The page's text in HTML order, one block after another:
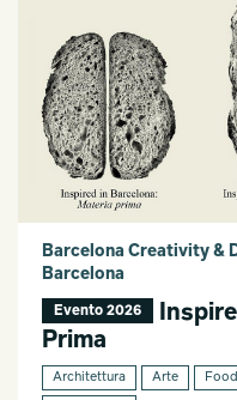
Barcelona Creativity &
Barcelona
Evento 2026
Prima
Architettura Arte